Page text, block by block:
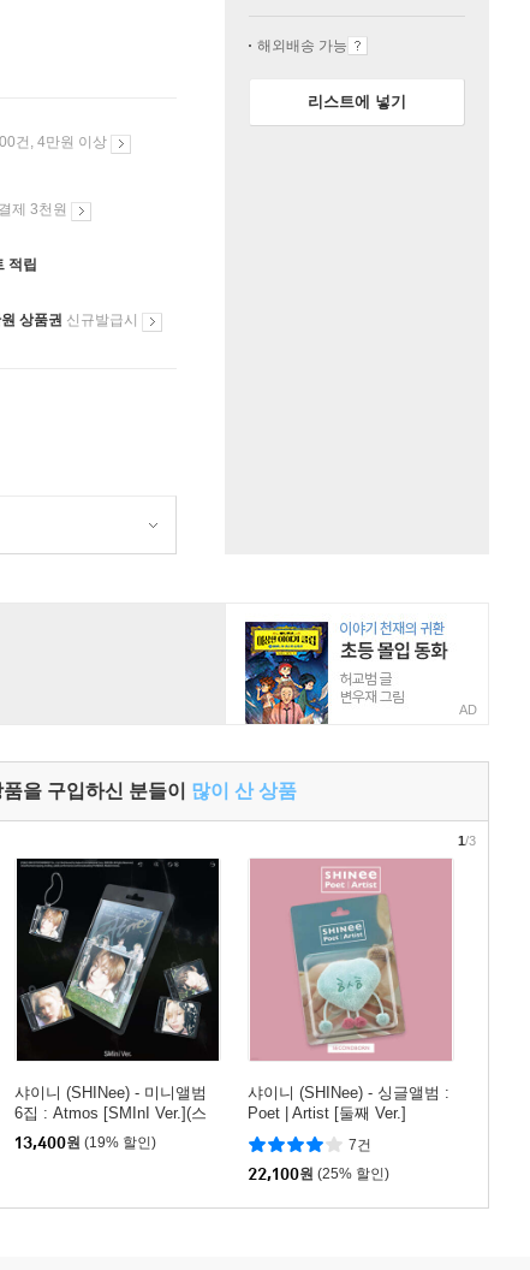
건, 4만원 이상
제 3천원
적립
상품권 신규발급시
해외배송 가능
리스트에 넣기
AD
을 구입하신 분들이 많이 산 상품
샤이니 (SHINee) - 미니앨범
6집 : Atmos [SMInI Ver.](스
마트앨범) [4종 중 1종 랜덤발
송]
13,400원 (19% 할인)
샤이니 (SHINee) - 싱글앨범 :
Poet | Artist [둘째 Ver.]
7건
22,100원 (25% 할인)
1/3